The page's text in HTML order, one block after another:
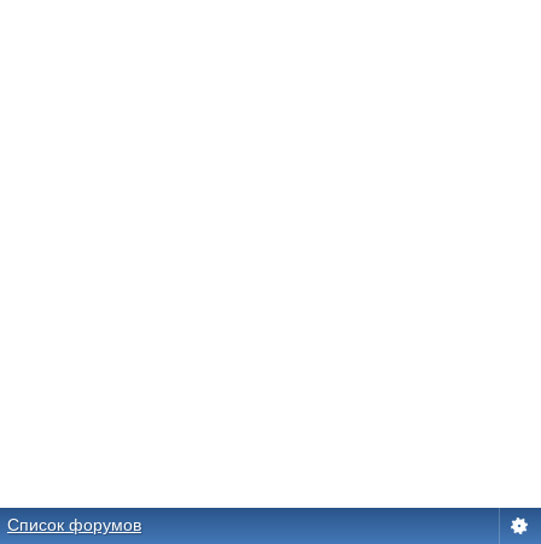
Список форумов